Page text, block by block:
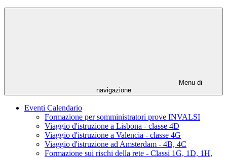
Menu di
navigazione
Eventi Calendario
Formazione per somministratori prove INVALSI
Viaggio d'istruzione a Lisbona - classe 4D
Viaggio d'istruzione a Valencia - classe 4G
Viaggio d'istruzione ad Amsterdam - 4B, 4C
Formazione sui rischi della rete - Classi 1G, 1D, 1H,